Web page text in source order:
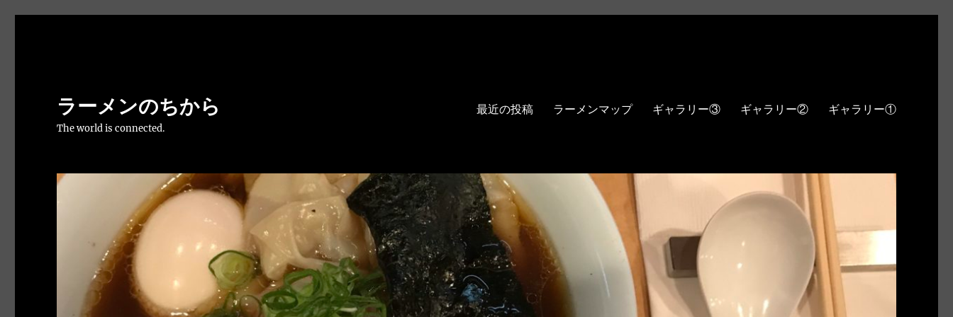
ラーメンのちから
The world is connected.
最近の投稿 ラーメンマップ ギャラリー③ ギャラリー② ギャラリー①